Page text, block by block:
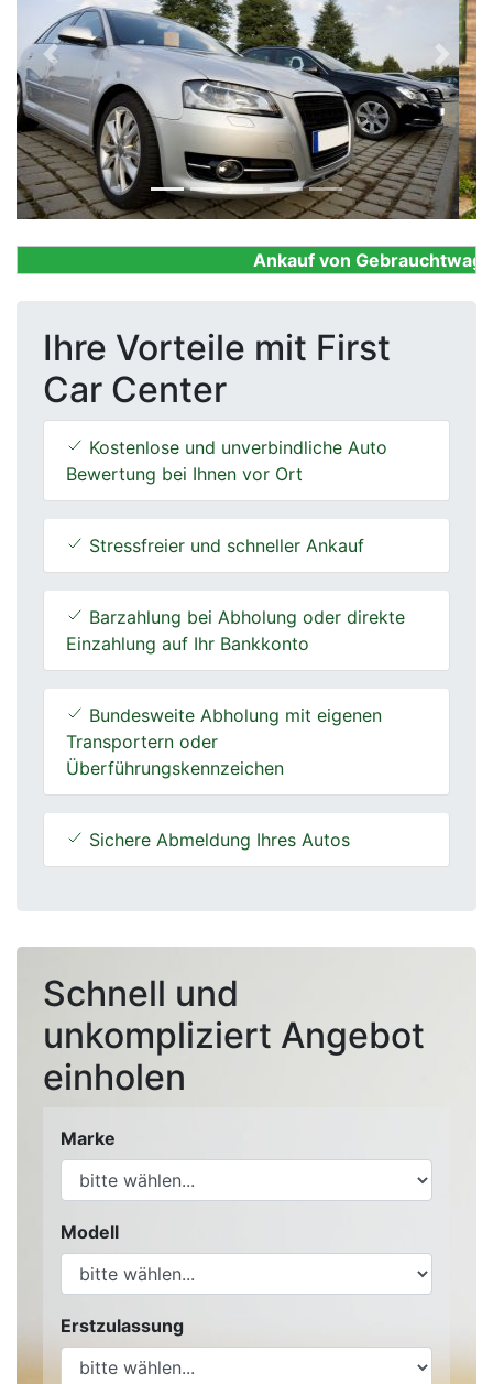
Previous Next
Ankauf von
Ihre Vorteile mit First
Car Center
Kostenlose und unverbindliche Auto
Bewertung bei Ihnen vor Ort
Stressfreier und schneller Ankauf
Barzahlung bei Abholung oder direkte
Einzahlung auf Ihr Bankkonto
Bundesweite Abholung mit eigenen
Transportern oder
Überführungskennzeichen
Sichere Abmeldung Ihres Autos
Schnell und
unkompliziert Angebot
einholen
Marke
Modell
Erstzulassung